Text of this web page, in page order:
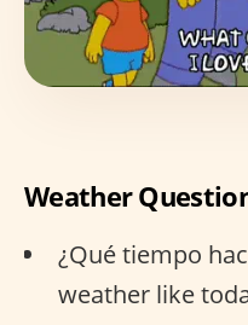
Weather
¿Qué tiempo
weather like